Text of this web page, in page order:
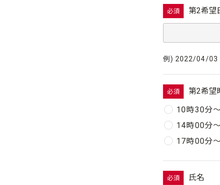
必須 第2希望
例) 2022/04/03
必須
第2希望
10時30分〜
14時00分〜
17時00分〜
必須 氏名